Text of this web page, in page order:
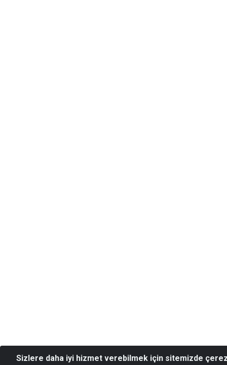
Sizlere daha iyi hizmet verebilmek için sitemizde